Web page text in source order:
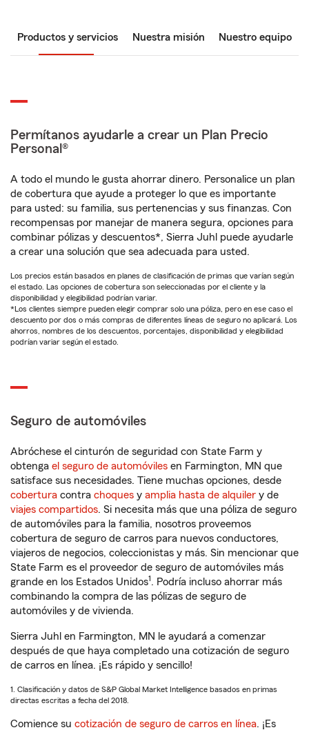
Productos y servicios Nuestra misión Nuestro equipo
Permítanos ayudarle a crear un Plan Precio
Personal®
A todo el mundo le gusta ahorrar dinero. Personalice un plan
de cobertura que ayude a proteger lo que es importante
para usted: su familia, sus pertenencias y sus finanzas. Con
recompensas por manejar de manera segura, opciones para
combinar pólizas y descuentos*, Sierra Juhl puede ayudarle
a crear una solución que sea adecuada para usted.
Los precios están basados en planes de clasificación de primas que varían según
el estado. Las opciones de cobertura son seleccionadas por el cliente y la
disponibilidad y elegibilidad podrían variar.
*Los clientes siempre pueden elegir comprar solo una póliza, pero en ese caso el
descuento por dos o más compras de diferentes líneas de seguro no aplicará. Los
ahorros, nombres de los descuentos, porcentajes, disponibilidad y elegibilidad
podrían variar según el estado.
Seguro de automóviles
Abróchese el cinturón de seguridad con State Farm y
obtenga el seguro de automóviles en Farmington, MN que
satisface sus necesidades. Tiene muchas opciones, desde
cobertura contra choques y amplia hasta de alquiler y de
viajes compartidos. Si necesita más que una póliza de seguro
de automóviles para la familia, nosotros proveemos
cobertura de seguro de carros para nuevos conductores,
viajeros de negocios, coleccionistas y más. Sin mencionar que
State Farm es el proveedor de seguro de automóviles más
grande en los Estados Unidos1. Podría incluso ahorrar más
combinando la compra de las pólizas de seguro de
automóviles y de vivienda.
Sierra Juhl en Farmington, MN le ayudará a comenzar
después de que haya completado una cotización de seguro
de carros en línea. ¡Es rápido y sencillo!
1. Clasificación y datos de S&P Global Market Intelligence basados en primas
directas escritas a fecha del 2018.
Comience su cotización de seguro de carros en línea. ¡Es